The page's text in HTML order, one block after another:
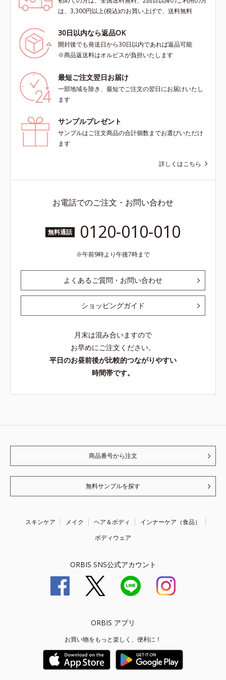
は、3,300円以上(税込)のお買い上げで、送料無料
30日以内なら返品OK
開封後でも発送日から30日以内であれば返品可能
※商品返送料はオルビスが負担いたします
最短ご注文翌日お届け
一部地域を除き、最短でご注文の翌日にお届けいたし
ます
サンプルプレゼント
サンプルはご注文商品の合計個数までお選びいただけ
ます
詳しくはこちら
お電話でのご注文・お問い合わせ
無料通話 0120-010-010
午前9時より午後7時まで
よくあるご質問・お問い合わせ
ショッピングガイド
月末は混み合いますので
お早めにご注文ください。
平日のお昼前後が比較的つながりやすい
時間帯です。
商品番号から注文
無料サンプルを探す
スキンケア メイク ヘア＆ボディ
インナーケア（食品）
ボディウェア
ORBIS SNS公式アカウント
ORBIS アプリ
お買い物をもっと楽しく、便利に！